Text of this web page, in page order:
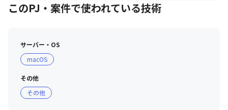
このPJ・案件で使われている技術
サーバー・OS
macOS
その他
その他